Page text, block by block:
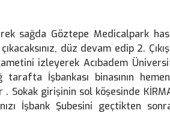
sağda Göztepe Medicalpark
düz devam edip 2.
izleyerek Acıbadem
İşbankası binasının
Sokak girişinin sol köşesinde
İşbank Şubesini geçtikten